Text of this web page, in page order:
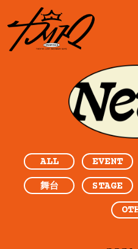
ALL EVENT
舞台 STAGE